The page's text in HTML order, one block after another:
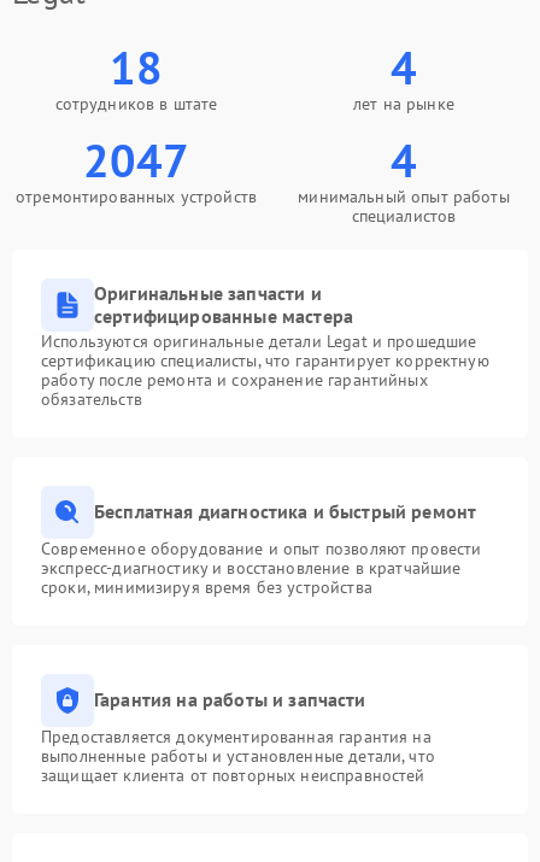
18
сотрудников в штате
4
лет на рынке
2047
отремонтированных устройств
4
минимальный опыт работы
специалистов
Оригинальные запчасти и
сертифицированные мастера
Используются оригинальные детали Legat и прошедшие
сертификацию специалисты, что гарантирует корректную
работу после ремонта и сохранение гарантийных
обязательств
Бесплатная диагностика и быстрый ремонт
Современное оборудование и опыт позволяют провести
экспресс-диагностику и восстановление в кратчайшие
сроки, минимизируя время без устройства
Гарантия на работы и запчасти
Предоставляется документированная гарантия на
выполненные работы и установленные детали, что
защищает клиента от повторных неисправностей